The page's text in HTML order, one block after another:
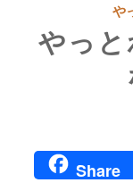
や
やっ
Share